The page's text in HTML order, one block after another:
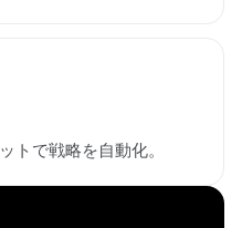
トで戦略を自動化。